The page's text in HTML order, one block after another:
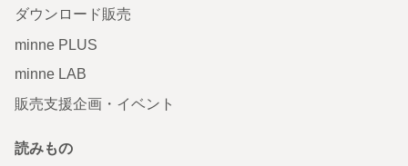
ダウンロード販売
minne PLUS
minne LAB
販売支援企画・イベント
読みもの